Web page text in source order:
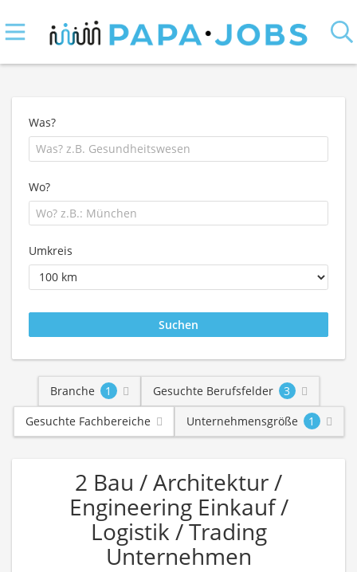
Was?
Wo?
Umkreis
Branche 1 Gesuchte Berufsfelder
3
Gesuchte Fachbereiche
Unternehmensgröße 1
2 Bau / Architektur /
Engineering Einkauf /
Logistik / Trading
Unternehmen